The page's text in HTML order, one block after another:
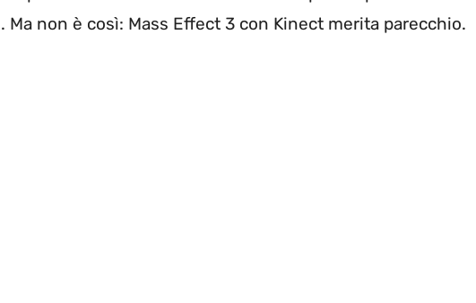
Ma non è così: Mass Effect 3 con Kinect merita parecchio.